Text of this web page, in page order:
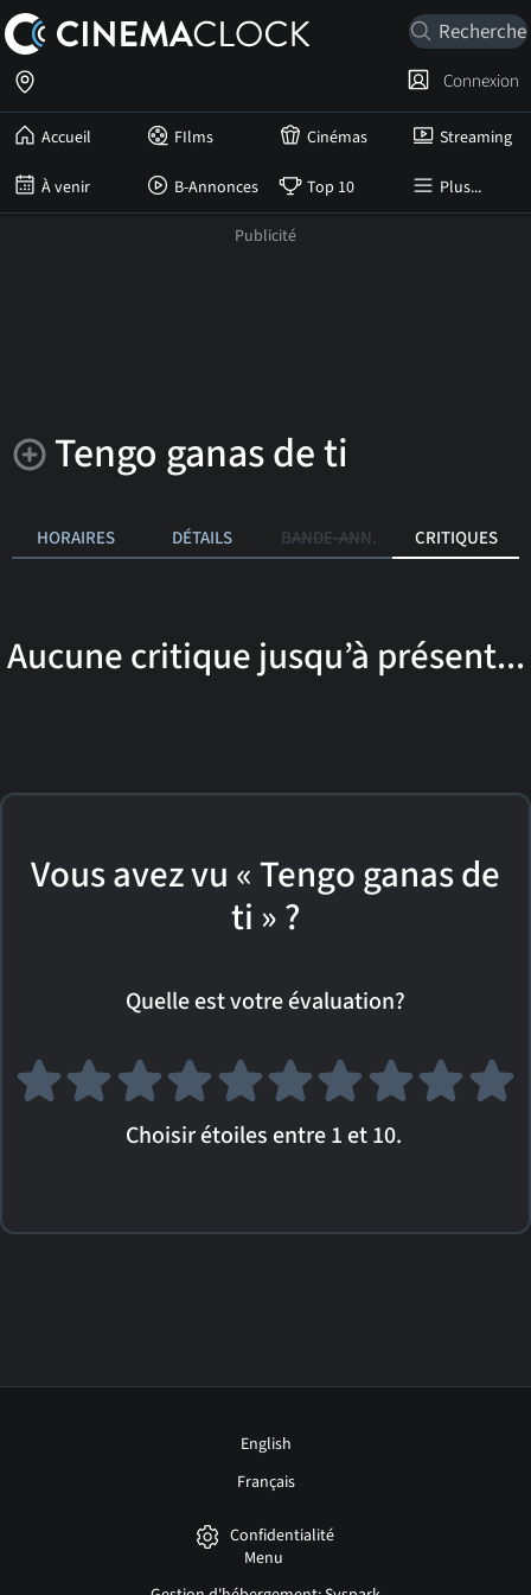
Accueil FIlms Cinémas Streaming
À venir B-Annonces Top 10 Plus...
Connexion
Tengo ganas de ti
HORAIRES DÉTAILS BANDE-ANN. CRITIQUES
Aucune critique jusqu’à présent...
Vous avez vu « Tengo ganas de
ti » ?
Quelle est votre évaluation?
Choisir étoiles entre 1 et 10.
English
Français
Confidentialité
Menu